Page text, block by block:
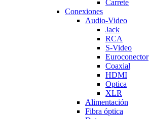
Carrete
Conexiones
Audio-Video
Jack
RCA
S-Video
Euroconector
Coaxial
HDMI
Optica
XLR
Alimentación
Fibra óptica